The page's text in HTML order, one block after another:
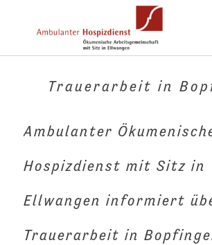
Trauerarbeit in
Ambulanter
Hospizdienst mit Sitz in
Ellwangen informiert
Trauerarbeit in